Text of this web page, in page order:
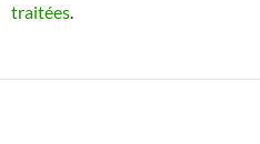
traitées.